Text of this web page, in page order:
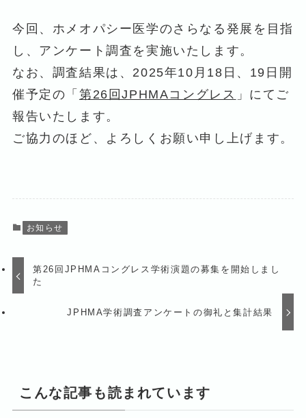
今回、ホメオパシー医学のさらなる発展を目指
し、アンケート調査を実施いたします。
なお、調査結果は、2025年10月18日、19日開
催予定の「 第26回JPHMAコングレス 」にてご
報告いたします。
ご協力のほど、よろしくお願い申し上げます。
お知らせ
第26回JPHMAコングレス学術演題の募集を開始しまし
た
JPHMA学術調査アンケートの御礼と集計結果
こんな記事も読まれています